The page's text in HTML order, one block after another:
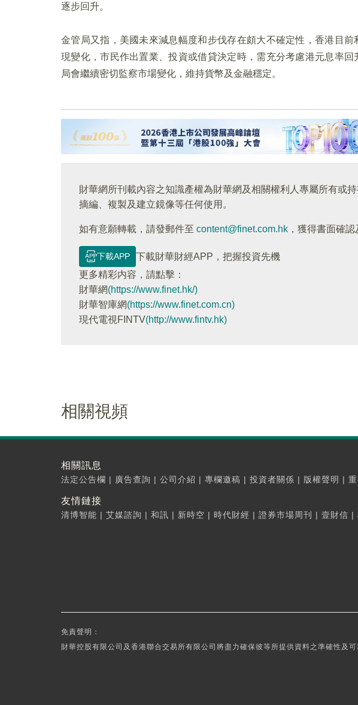
逐步回升。
金管局又指，美國未來減息幅度和步伐存在頗大不確定性，香港目
現變化，市民作出置業、投資或借貸決定時，需充分考慮港元息率
局會繼續密切監察市場變化，維持貨幣及金融穩定。
財華網所刊載內容之知識產權為財華網及相關權利人專屬所有或
摘編、複製及建立鏡像等任何使用。
如有意願轉載，請發郵件至 content@finet.com.hk ，獲得書面確
下載APP
下載財華財經APP，把握投資先機
更多精彩内容，請點擊：
財華網(https://www.finet.hk/)
財華智庫網(https://www.finet.com.cn)
現代電視FINTV(http://www.fintv.hk)
相關視頻
相關訊息
法定公告欄 | 廣告查詢 | 公司介紹 | 專欄邀稿 | 投資者關係 | 版權聲明 |
友情鏈接
清博智能 | 艾媒諮詢 | 和訊 | 新時空 | 時代財經 | 證券市場周刊 | 壹財信 |
免責聲明：
財華控股有限公司及香港聯合交易所有限公司將盡力確保彼等所提供資料之準確性及